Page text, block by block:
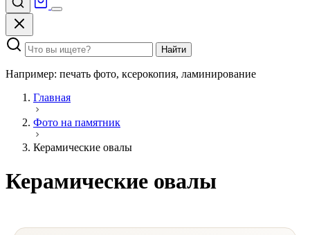
Найти
Например: печать фото, ксерокопия, ламинирование
Главная
Фото на памятник
Керамические овалы
Керамические овалы